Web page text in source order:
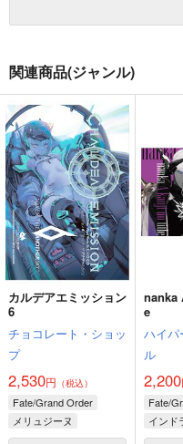
関連商品(ジャンル)
カルデアエミッション
6
チョコレート・ショッ
プ
2,530円 （税込）
Fate/Grand Order
メリュジーヌ
nanka
e
ハイパ
ル
2,200
Fate/
インド